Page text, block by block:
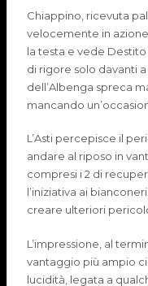
Chiappino, ricevuta
velocemente in
la testa e vede Destito
di rigore solo davanti a
dell’Albenga spreca
mancando
L’Asti percepisce il
andare al riposo in
compresi i 2 di
l’iniziativa ai
creare ulteriori
L’impressione, al
vantaggio più ampio
lucidità, legata a